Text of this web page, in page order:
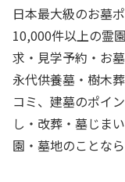
日本最大級のお墓
10,000件以上の霊
求・見学予約・お
永代供養墓・樹木
コミ、建墓のポイ
し・改葬・墓じま
園・墓地のことな